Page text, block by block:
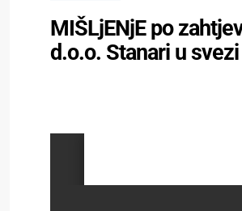
MIŠLjENjE po
d.o.o. Stanari u